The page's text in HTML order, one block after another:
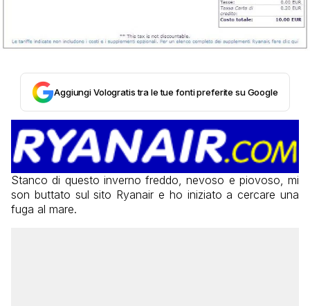
Aggiungi Vologratis tra le tue fonti preferite su Google
Stanco di questo inverno freddo, nevoso e piovoso, mi
son buttato sul sito Ryanair e ho iniziato a cercare una
fuga al mare.